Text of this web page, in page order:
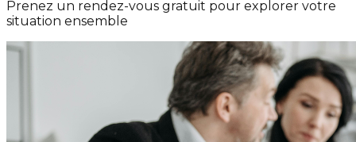
Prenez un rendez-vous gratuit pour explorer votre
situation ensemble